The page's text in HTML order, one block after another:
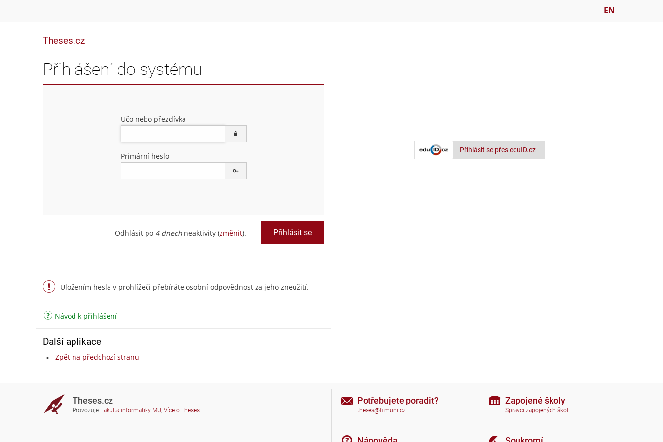
EN
Theses.cz
Přihlášení do systému
Učo nebo přezdívka
Primární heslo
Odhlásit po 4 dnech neaktivity (změnit).
Přihlásit se přes eduID.cz
Uložením hesla v prohlížeči přebíráte osobní odpovědnost za jeho zneužití.
Návod k přihlášení
Další aplikace
Zpět na předchozí stranu
Theses.cz
Provozuje Fakulta informatiky MU, Více o Theses
Potřebujete poradit?
theses@fi.muni.cz
Zapojené školy
Správci zapojených škol